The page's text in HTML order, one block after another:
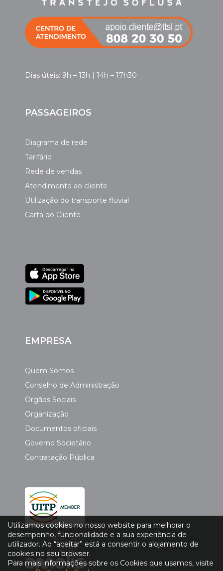
Dias úteis: 9h – 13h | 14h – 17h30
PASSAGEIROS
Diagrama de rede
Tarifário
Rede de vendas
Atendimento ao cliente
Utilização do transporte fluvial
Carta do Cliente
EMPRESA
Quem Somos
Conselho de Administração
Orgãos Sociais
Organização
Documentos oficiais
Governo Societário
Contratação Pública
Utilizamos cookies no nosso website para melhorar o
desempenho, funcionalidade e a sua experiência de
utilizador. Ao “aceitar” está a consentir o alojamento de
cookies no seu browser.
Para mais informações sobre os Cookies que usamos, visite